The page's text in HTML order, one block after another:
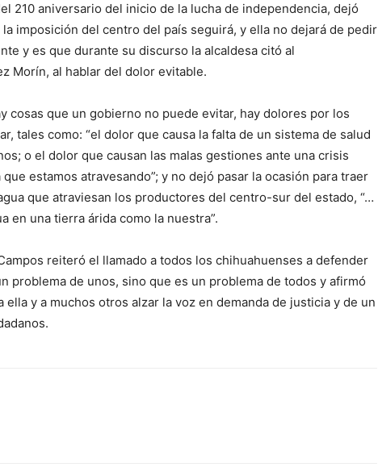
210 aniversario del inicio de la lucha de independencia, dejó
imposición del centro del país seguirá, y ella no dejará de pedir
y es que durante su discurso la alcaldesa citó al
Morín, al hablar del dolor evitable.
cosas que un gobierno no puede evitar, hay dolores por los
tales como: “el dolor que causa la falta de un sistema de salud
o el dolor que causan las malas gestiones ante una crisis
estamos atravesando”; y no dejó pasar la ocasión para traer
que atraviesan los productores del centro-sur del estado, “…
en una tierra árida como la nuestra”.
reiteró el llamado a todos los chihuahuenses a defender
problema de unos, sino que es un problema de todos y afirmó
y a muchos otros alzar la voz en demanda de justicia y de un